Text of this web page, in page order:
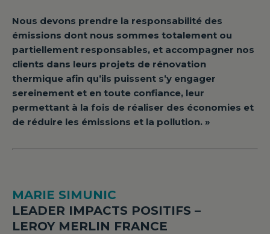
Nous devons prendre la responsabilité des
émissions dont nous sommes totalement ou
partiellement responsables, et accompagner nos
clients dans leurs projets de rénovation
thermique afin qu’ils puissent s’y engager
sereinement et en toute confiance, leur
permettant à la fois de réaliser des économies et
de réduire les émissions et la pollution. »
MARIE SIMUNIC
LEADER IMPACTS POSITIFS –
LEROY MERLIN FRANCE